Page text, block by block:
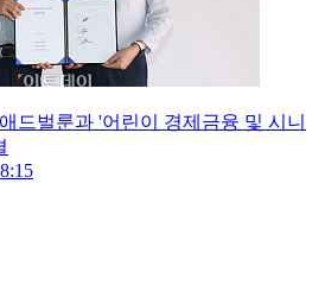
드벌룬과 '어린이 경제금융 및 시니